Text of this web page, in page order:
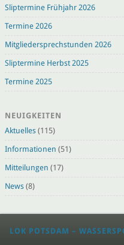
Sliptermine Frühjahr 2026
Termine 2026
Mitgliedersprechstunden 2026
Sliptermine Herbst 2025
Termine 2025
NEUIGKEITEN
Aktuelles(115)
Informationen (51)
Mitteilungen (17)
News(8)
LOK POTSDAM –